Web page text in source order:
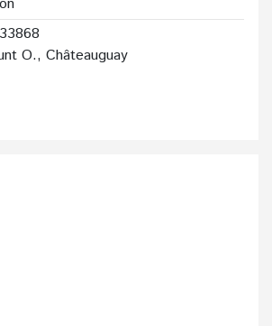
O., Châteauguay